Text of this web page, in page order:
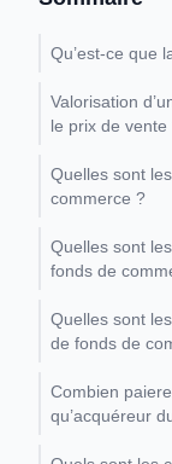
Qu’est-ce que
Valorisation
le prix de vente
Quelles sont
commerce ?
Quelles sont
fonds de
Quelles sont
de fonds de
Combien
qu’acquéreur